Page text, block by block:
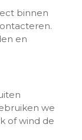
binnen
en
we
of wind de